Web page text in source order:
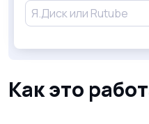
Как это